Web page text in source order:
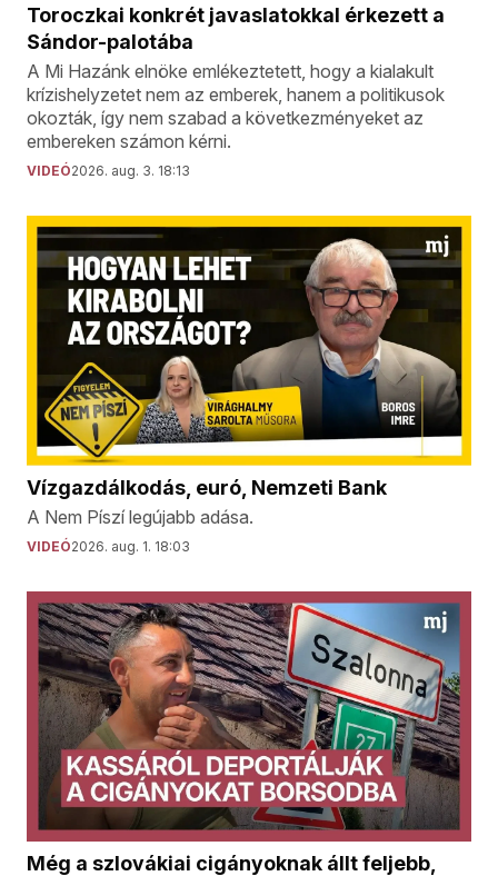
Toroczkai konkrét javaslatokkal érkezett a
Sándor-palotába
A Mi Hazánk elnöke emlékeztetett, hogy a kialakult
krízishelyzetet nem az emberek, hanem a politikusok
okozták, így nem szabad a következményeket az
embereken számon kérni.
VIDEÓ2026. aug. 3. 18:13
Vízgazdálkodás, euró, Nemzeti Bank
A Nem Píszí legújabb adása.
VIDEÓ2026. aug. 1. 18:03
Még a szlovákiai cigányoknak állt feljebb,